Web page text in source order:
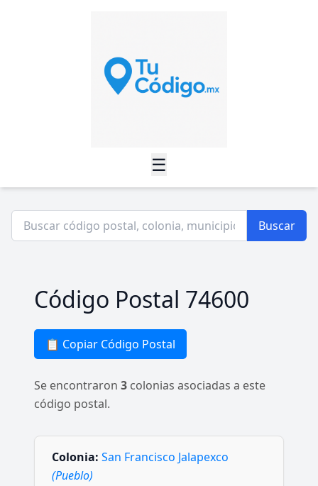
☰
Buscar
Código Postal 74600
📋 Copiar Código Postal
Se encontraron 3 colonias asociadas a este
código postal.
Colonia: San Francisco Jalapexco
(Pueblo)